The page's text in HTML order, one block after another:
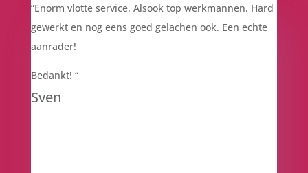
“Enorm vlotte service. Alsook top werkmannen. Hard
gewerkt en nog eens goed gelachen ook. Een echte
aanrader!
Bedankt! “
Sven